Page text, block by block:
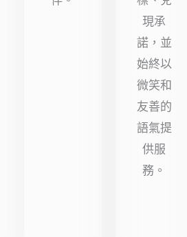
現承
諾，並
始終以
微笑和
友善的
語氣提
供服
務。